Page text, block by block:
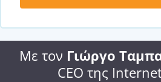
Με τον Γιώργο
CEO της